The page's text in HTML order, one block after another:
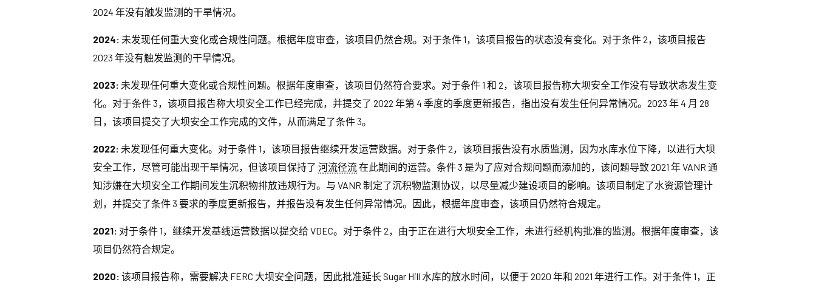
2024 年没有触发监测的干旱情况。
2024: 未发现任何重大变化或合规性问题。根据年度审查，该项目仍然合规。对于条件 1，该项目报告的状态没有变化。对于条件 2，该项目报告
2023 年没有触发监测的干旱情况。
2023: 未发现任何重大变化或合规性问题。根据年度审查，该项目仍然符合要求。对于条件 1 和 2，该项目报告称大坝安全工作没有导致状态发生变
化。对于条件 3，该项目报告称大坝安全工作已经完成，并提交了 2022 年第 4 季度的季度更新报告，指出没有发生任何异常情况。2023 年 4 月 28
日，该项目提交了大坝安全工作完成的文件，从而满足了条件 3。
2022: 未发现任何重大变化。对于条件 1，该项目报告继续开发运营数据。对于条件 2，该项目报告没有水质监测，因为水库水位下降，以进行大坝
安全工作，尽管可能出现干旱情况，但该项目保持了 河流径流在此期间的运营。条件 3 是为了应对合规问题而添加的，该问题导致 2021 年 VANR 通
知涉嫌在大坝安全工作期间发生沉积物排放违规行为。与 VANR 制定了沉积物监测协议，以尽量减少建设项目的影响。该项目制定了水资源管理计
划，并提交了条件 3 要求的季度更新报告，并报告没有发生任何异常情况。因此，根据年度审查，该项目仍然符合规定。
2021: 对于条件 1，继续开发基线运营数据以提交给 VDEC。对于条件 2，由于正在进行大坝安全工作，未进行经机构批准的监测。根据年度审查，该
项目仍然符合规定。
2020: 该项目报告称，需要解决 FERC 大坝安全问题，因此批准延长 Sugar Hill 水库的放水时间，以便于 2020 年和 2021 年进行工作。对于条件 1，正